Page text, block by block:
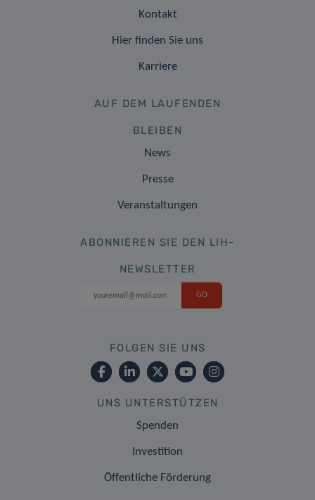
Kontakt
Hier finden Sie uns
Karriere
AUF DEM LAUFENDEN
BLEIBEN
News
Presse
Veranstaltungen
ABONNIEREN SIE DEN LIH-
NEWSLETTER
FOLGEN SIE UNS
UNS UNTERSTÜTZEN
Spenden
Investition
Öffentliche Förderung